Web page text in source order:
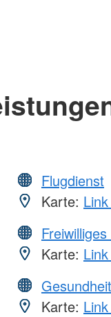
Flugdienst
Karte:
Karte:
Karte: